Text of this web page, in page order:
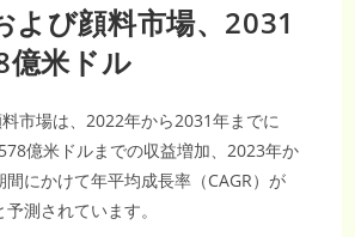
よび顔料市場、2031
億米ドル
市場は、2022年から2031年までに
億米ドルまでの収益増加、2023年か
にかけて年平均成長率（CAGR）が
測されています。